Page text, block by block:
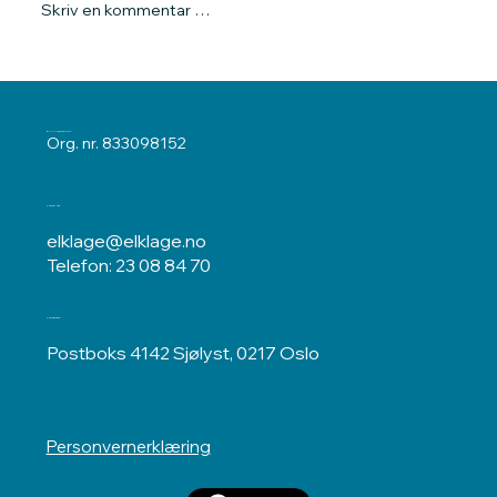
var godtgjort at se
Skriv en kommentar …
ELKLAGENEMNDA
Org. nr. 833098152
Kontakt oss
elklage@elklage.no
Telefon: 23 08 84 70
Postadresse
Postboks 4142 Sjølyst, 0217 Oslo
Personvernerklæring